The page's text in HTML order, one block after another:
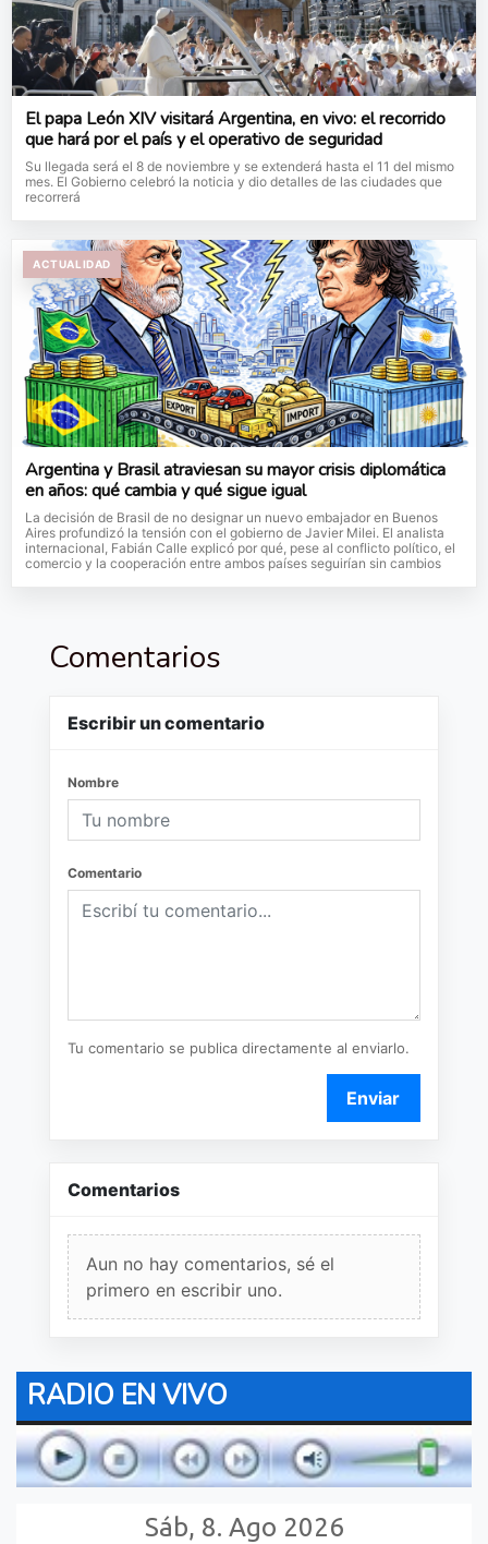
El papa León XIV visitará Argentina, en vivo: el recorrido
que hará por el país y el operativo de seguridad
Su llegada será el 8 de noviembre y se extenderá hasta el 11 del mismo
mes. El Gobierno celebró la noticia y dio detalles de las ciudades que
recorrerá
ACTUALIDAD
Argentina y Brasil atraviesan su mayor crisis diplomática
en años: qué cambia y qué sigue igual
La decisión de Brasil de no designar un nuevo embajador en Buenos
Aires profundizó la tensión con el gobierno de Javier Milei. El analista
internacional, Fabián Calle explicó por qué, pese al conflicto político, el
comercio y la cooperación entre ambos países seguirían sin cambios
Comentarios
Escribir un comentario
Nombre
Comentario
Tu comentario se publica directamente al enviarlo.
Enviar
Comentarios
Aun no hay comentarios, sé el
primero en escribir uno.
RADIO EN VIVO